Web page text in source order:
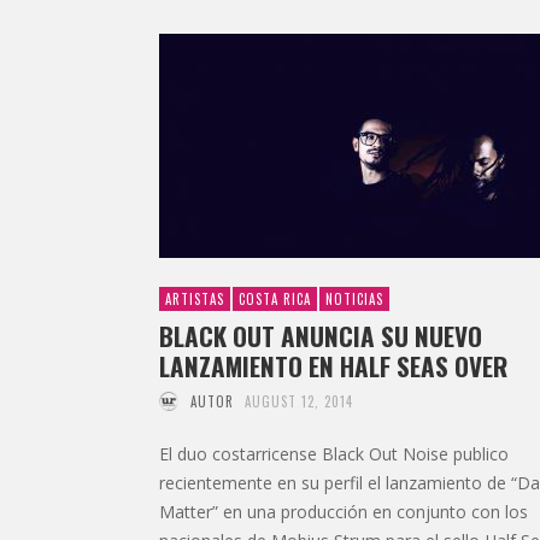
ARTISTAS COSTA RICA NOTICIAS
BLACK OUT ANUNCIA SU NUEVO
LANZAMIENTO EN HALF SEAS OVER
AUTOR AUGUST 12, 2014
El duo costarricense Black Out Noise publico
recientemente en su perfil el lanzamiento de
Matter” en una producción en conjunto con los